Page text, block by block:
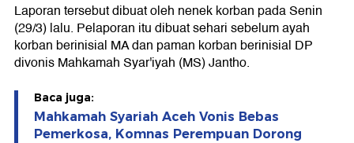
Laporan tersebut dibuat oleh nenek korban pada Senin
(29/3) lalu. Pelaporan itu dibuat sehari sebelum ayah
korban berinisial MA dan paman korban berinisial DP
divonis Mahkamah Syar'iyah (MS) Jantho.
Baca juga:
Mahkamah Syariah Aceh Vonis Bebas
Pemerkosa, Komnas Perempuan Dorong